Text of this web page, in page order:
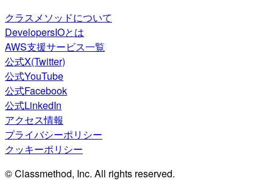
クラスメソッドについて
DevelopersIOとは
AWS支援サービス一覧
公式X(Twitter)
公式YouTube
公式Facebook
公式LinkedIn
アクセス情報
プライバシーポリシー
クッキーポリシー
© Classmethod, Inc. All rights reserved.